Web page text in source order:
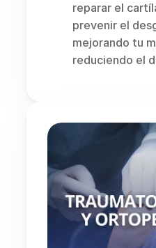
reparar el
prevenir el
mejorando tu
reduciendo el